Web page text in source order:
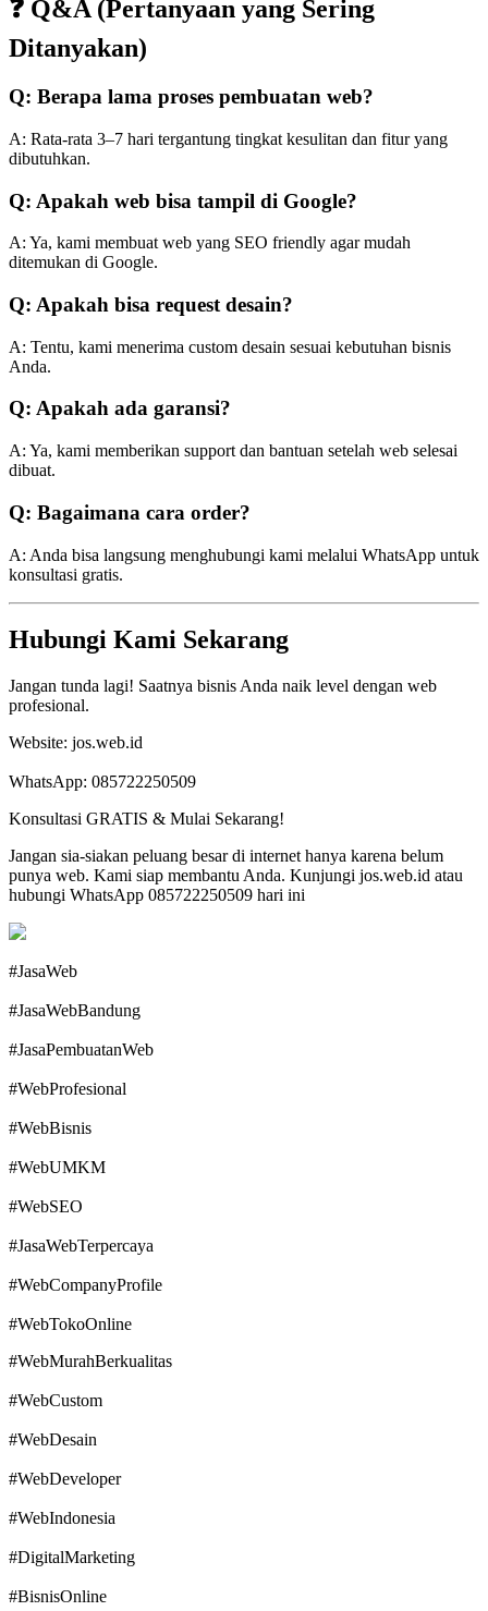
❓ Q&A (Pertanyaan yang Sering
Ditanyakan)
Q: Berapa lama proses pembuatan web?
A: Rata-rata 3–7 hari tergantung tingkat kesulitan dan fitur yang
dibutuhkan.
Q: Apakah web bisa tampil di Google?
A: Ya, kami membuat web yang SEO friendly agar mudah
ditemukan di Google.
Q: Apakah bisa request desain?
A: Tentu, kami menerima custom desain sesuai kebutuhan bisnis
Anda.
Q: Apakah ada garansi?
A: Ya, kami memberikan support dan bantuan setelah web selesai
dibuat.
Q: Bagaimana cara order?
A: Anda bisa langsung menghubungi kami melalui WhatsApp untuk
konsultasi gratis.
Hubungi Kami Sekarang
Jangan tunda lagi! Saatnya bisnis Anda naik level dengan web
profesional.
Website: jos.web.id
WhatsApp: 085722250509
Konsultasi GRATIS & Mulai Sekarang!
Jangan sia-siakan peluang besar di internet hanya karena belum
punya web. Kami siap membantu Anda. Kunjungi jos.web.id atau
hubungi WhatsApp 085722250509 hari ini
#JasaWeb
#JasaWebBandung
#JasaPembuatanWeb
#WebProfesional
#WebBisnis
#WebUMKM
#WebSEO
#JasaWebTerpercaya
#WebCompanyProfile
#WebTokoOnline
#WebMurahBerkualitas
#WebCustom
#WebDesain
#WebDeveloper
#WebIndonesia
#DigitalMarketing
#BisnisOnline